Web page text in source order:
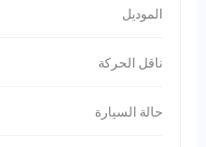
الموديل
ناقل الحركة
حالة السيارة